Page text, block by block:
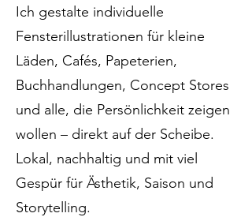
Ich gestalte individuelle
Fensterillustrationen für kleine
Läden, Cafés, Papeterien,
Buchhandlungen, Concept Stores
und alle, die Persönlichkeit zeigen
wollen – direkt auf der Scheibe.
Lokal, nachhaltig und mit viel
Gespür für Ästhetik, Saison und
Storytelling.